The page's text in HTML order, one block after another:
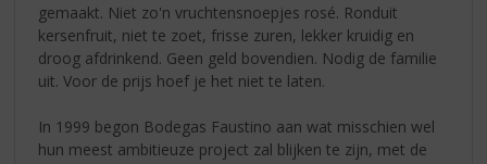
gemaakt. Niet zo'n vruchtensnoepjes rosé. Ronduit
kersenfruit, niet te zoet, frisse zuren, lekker kruidig en
droog afdrinkend. Geen geld bovendien. Nodig de familie
uit. Voor de prijs hoef je het niet te laten.
In 1999 begon Bodegas Faustino aan wat misschien wel
hun meest ambitieuze project zal blijken te zijn, met de